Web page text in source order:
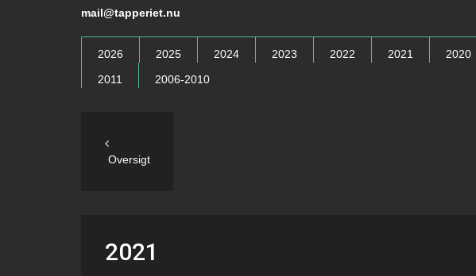
mail@tapperiet.nu
2026 2025 2024 2023 2022 2021 2020
2011
2006-2010
Oversigt
2021